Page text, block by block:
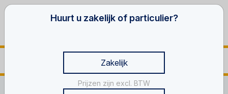
Transportmiddelen Huifaanhangwagens
Huurt u zakelijk of particulier?
Zakelijk
Prijzen zijn excl. BTW